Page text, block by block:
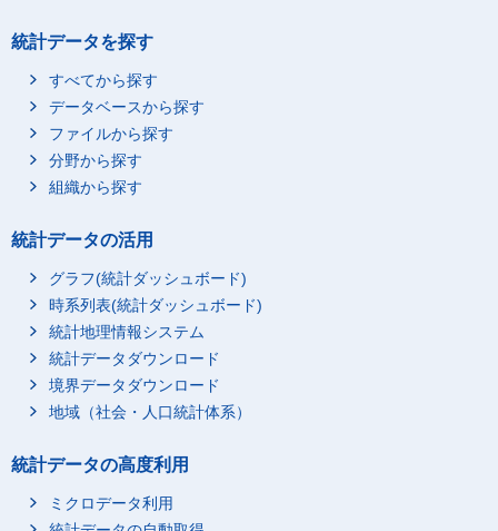
統計データを探す
すべてから探す
データベースから探す
ファイルから探す
分野から探す
組織から探す
統計データの活用
グラフ(統計ダッシュボード)
時系列表(統計ダッシュボード)
統計地理情報システム
統計データダウンロード
境界データダウンロード
地域（社会・人口統計体系）
統計データの高度利用
ミクロデータ利用